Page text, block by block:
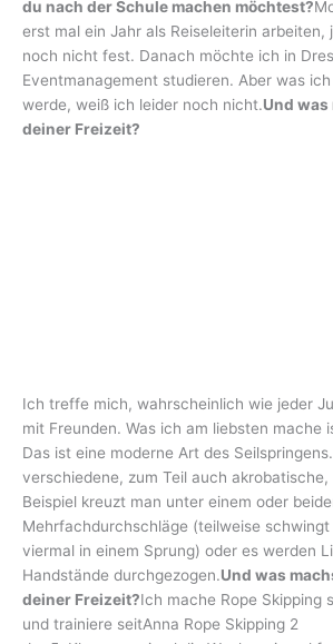
du nach der Schule machen möchtest?
erst mal ein Jahr als Reiseleiterin arbeiten,
noch nicht fest. Danach möchte ich in
Eventmanagement studieren. Aber was
werde, weiß ich leider noch nicht.Und
deiner Freizeit?
Ich treffe mich, wahrscheinlich wie jeder
mit Freunden. Was ich am liebsten mache
Das ist eine moderne Art des
verschiedene, zum Teil auch akrobatische,
Beispiel kreuzt man unter einem oder
Mehrfachdurchschläge (teilweise schwingt
viermal in einem Sprung) oder es werden
Handstände durchgezogen.Und was
deiner Freizeit?Ich mache Rope Skipping
und trainiere seitAnna Rope Skipping 2